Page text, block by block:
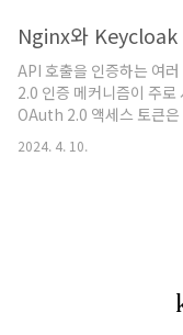
최대 5인이 사용할 수 있
판.범위: DB(데이터베이
Kubernetes, 내부 웹앱/
에서 계정·권한·승인·감
JIT(Just-in-Time) 승인,
세션 녹화/쿼리 로깅, 감사
API 호출을 인증하는 여
2.0 인증 메커니즘이 주로
OAuth 2.0 액세스 토큰
헤더로 운반됩니다.
IdP(신원 제공자)로 작동
보내 유효성을 검사(토큰
을 통과한 요청만을 프록
2024. 4. 10.